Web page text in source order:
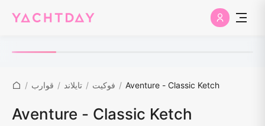
/ قوارب / تايلاند / فوكيت / Aventure - Classic Ketch
Aventure - Classic Ketch